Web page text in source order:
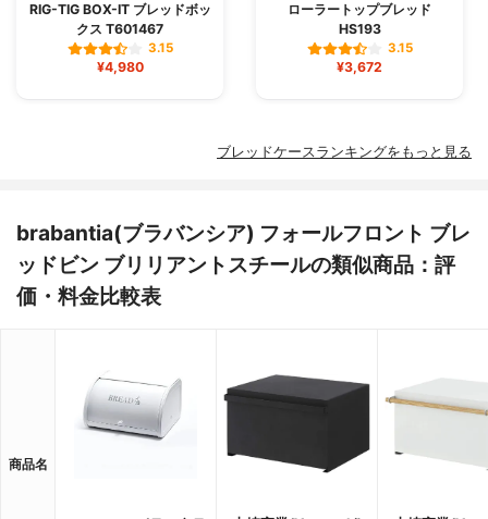
RIG-TIG BOX-IT ブレッドボッ
クス T601467
3.15
¥4,980
ローラートップブレッド
HS193
3.15
¥3,672
ブレッドケースランキングをもっと見る
brabantia(ブラバンシア) フォールフロント ブレ
ッドビン ブリリアントスチールの類似商品：評
価・料金比較表
商品名